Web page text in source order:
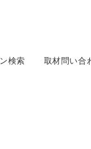
検索 取材問い合